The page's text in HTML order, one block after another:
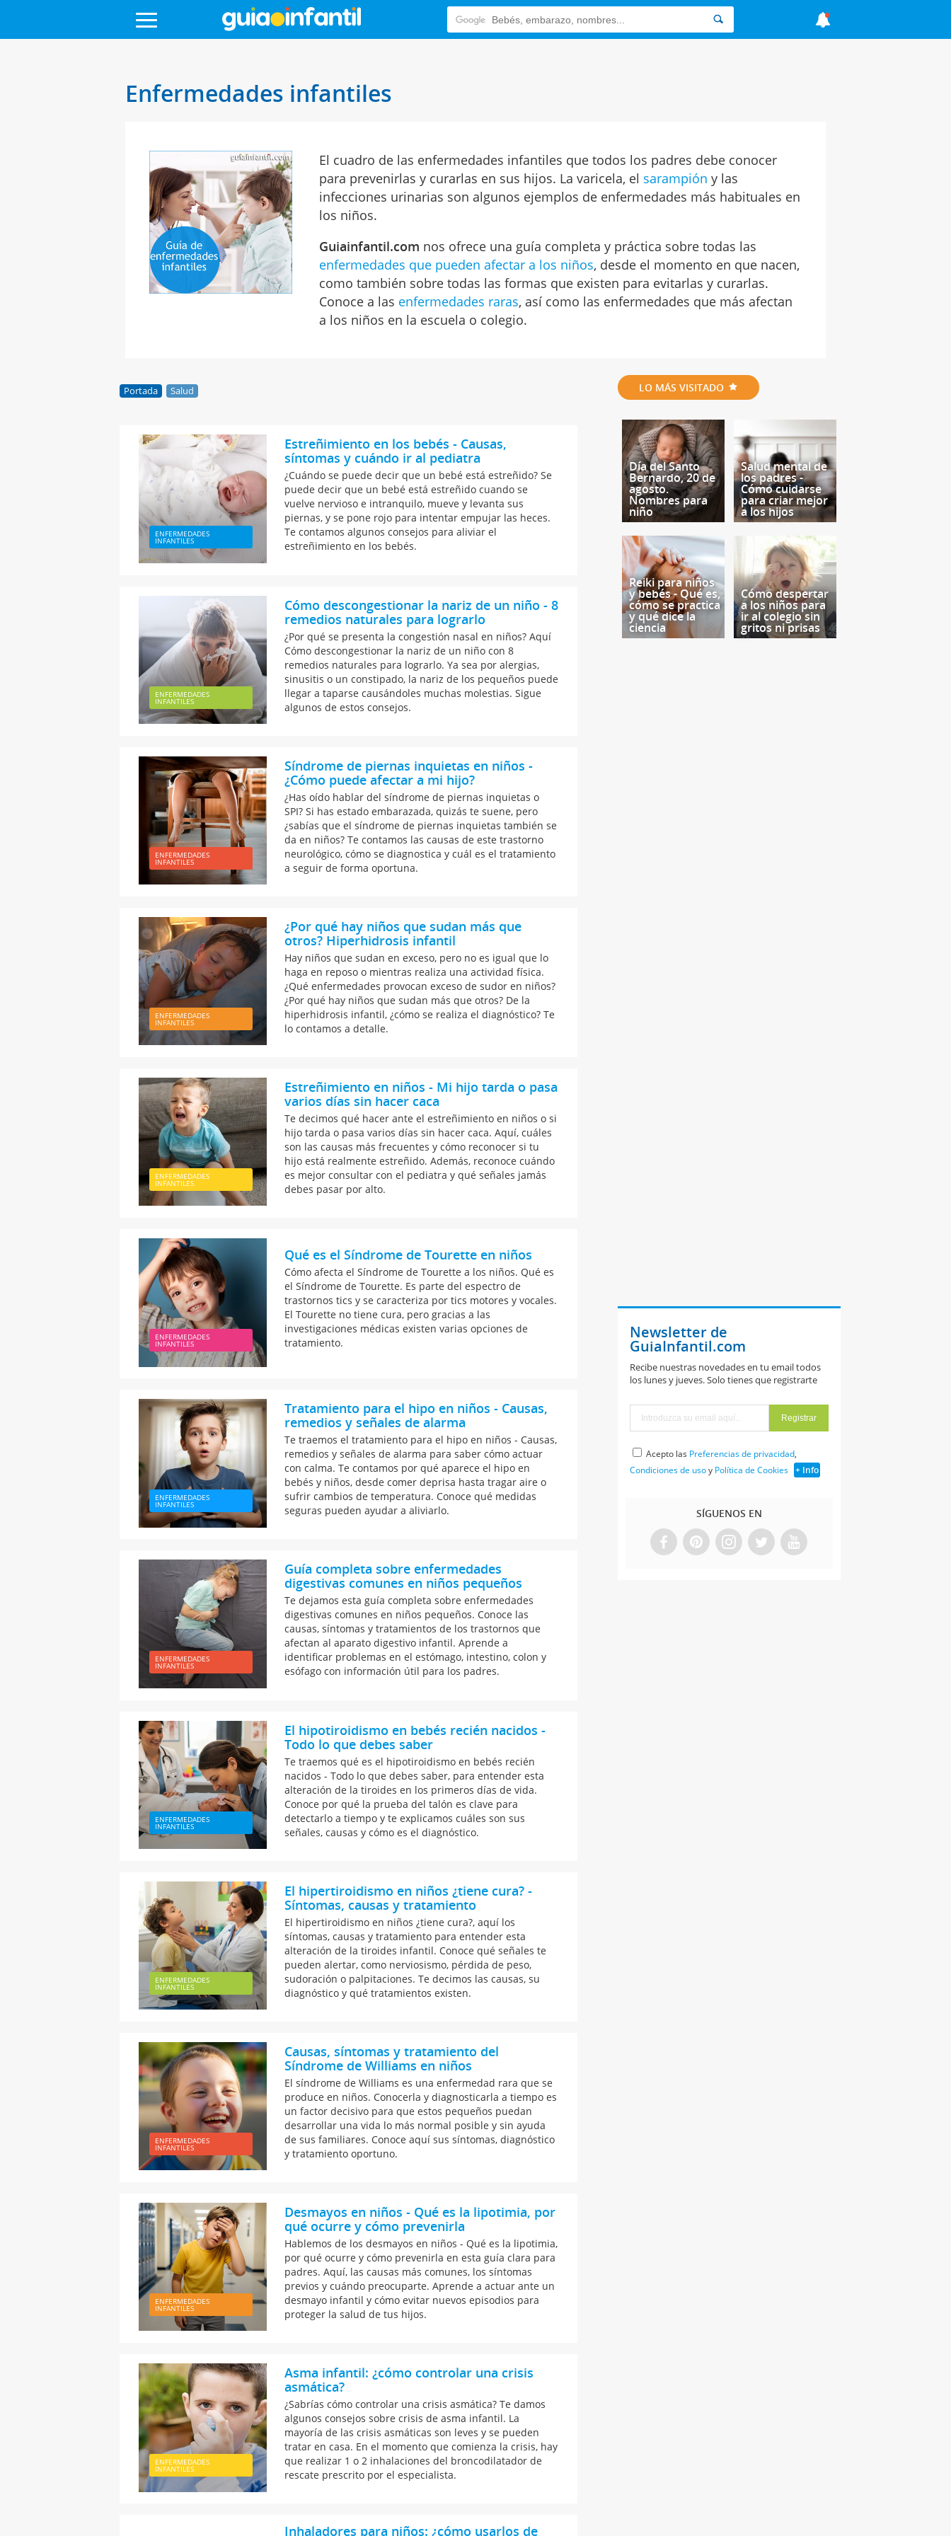
Enfermedades infantiles
El cuadro de las enfermedades infantiles que todos los padres debe conocer
para prevenirlas y curarlas en sus hijos. La varicela, el sarampión y las
infecciones urinarias son algunos ejemplos de enfermedades más habituales en
los niños.
Guiainfantil.com nos ofrece una guía completa y práctica sobre todas las
enfermedades que pueden afectar a los niños, desde el momento en que nacen,
como también sobre todas las formas que existen para evitarlas y curarlas.
Conoce a las enfermedades raras, así como las enfermedades que más afectan
a los niños en la escuela o colegio.
Portada Salud
ENFERMEDADES
INFANTILES
Estreñimiento en los bebés - Causas,
síntomas y cuándo ir al pediatra
¿Cuándo se puede decir que un bebé está estreñido? Se
puede decir que un bebé está estreñido cuando se
vuelve nervioso e intranquilo, mueve y levanta sus
piernas, y se pone rojo para intentar empujar las heces.
Te contamos algunos consejos para aliviar el
estreñimiento en los bebés.
ENFERMEDADES
INFANTILES
Cómo descongestionar la nariz de un niño - 8
remedios naturales para lograrlo
¿Por qué se presenta la congestión nasal en niños? Aquí
Cómo descongestionar la nariz de un niño con 8
remedios naturales para lograrlo. Ya sea por alergias,
sinusitis o un constipado, la nariz de los pequeños puede
llegar a taparse causándoles muchas molestias. Sigue
algunos de estos consejos.
ENFERMEDADES
INFANTILES
Síndrome de piernas inquietas en niños -
¿Cómo puede afectar a mi hijo?
¿Has oído hablar del síndrome de piernas inquietas o
SPI? Si has estado embarazada, quizás te suene, pero
¿sabías que el síndrome de piernas inquietas también se
da en niños? Te contamos las causas de este trastorno
neurológico, cómo se diagnostica y cuál es el tratamiento
a seguir de forma oportuna.
ENFERMEDADES
INFANTILES
¿Por qué hay niños que sudan más que
otros? Hiperhidrosis infantil
Hay niños que sudan en exceso, pero no es igual que lo
haga en reposo o mientras realiza una actividad física.
¿Qué enfermedades provocan exceso de sudor en niños?
¿Por qué hay niños que sudan más que otros? De la
hiperhidrosis infantil, ¿cómo se realiza el diagnóstico? Te
lo contamos a detalle.
ENFERMEDADES
INFANTILES
Estreñimiento en niños - Mi hijo tarda o pasa
varios días sin hacer caca
Te decimos qué hacer ante el estreñimiento en niños o si
hijo tarda o pasa varios días sin hacer caca. Aquí, cuáles
son las causas más frecuentes y cómo reconocer si tu
hijo está realmente estreñido. Además, reconoce cuándo
es mejor consultar con el pediatra y qué señales jamás
debes pasar por alto.
ENFERMEDADES
INFANTILES
Qué es el Síndrome de Tourette en niños
Cómo afecta el Síndrome de Tourette a los niños. Qué es
el Síndrome de Tourette. Es parte del espectro de
trastornos tics y se caracteriza por tics motores y vocales.
El Tourette no tiene cura, pero gracias a las
investigaciones médicas existen varias opciones de
tratamiento.
ENFERMEDADES
INFANTILES
Tratamiento para el hipo en niños - Causas,
remedios y señales de alarma
Te traemos el tratamiento para el hipo en niños - Causas,
remedios y señales de alarma para saber cómo actuar
con calma. Te contamos por qué aparece el hipo en
bebés y niños, desde comer deprisa hasta tragar aire o
sufrir cambios de temperatura. Conoce qué medidas
seguras pueden ayudar a aliviarlo.
ENFERMEDADES
INFANTILES
Guía completa sobre enfermedades
digestivas comunes en niños pequeños
Te dejamos esta guía completa sobre enfermedades
digestivas comunes en niños pequeños. Conoce las
causas, síntomas y tratamientos de los trastornos que
afectan al aparato digestivo infantil. Aprende a
identificar problemas en el estómago, intestino, colon y
esófago con información útil para los padres.
ENFERMEDADES
INFANTILES
El hipotiroidismo en bebés recién nacidos -
Todo lo que debes saber
Te traemos qué es el hipotiroidismo en bebés recién
nacidos - Todo lo que debes saber, para entender esta
alteración de la tiroides en los primeros días de vida.
Conoce por qué la prueba del talón es clave para
detectarlo a tiempo y te explicamos cuáles son sus
señales, causas y cómo es el diagnóstico.
ENFERMEDADES
INFANTILES
El hipertiroidismo en niños ¿tiene cura? -
Síntomas, causas y tratamiento
El hipertiroidismo en niños ¿tiene cura?, aquí los
síntomas, causas y tratamiento para entender esta
alteración de la tiroides infantil. Conoce qué señales te
pueden alertar, como nerviosismo, pérdida de peso,
sudoración o palpitaciones. Te decimos las causas, su
diagnóstico y qué tratamientos existen.
ENFERMEDADES
INFANTILES
Causas, síntomas y tratamiento del
Síndrome de Williams en niños
El síndrome de Williams es una enfermedad rara que se
produce en niños. Conocerla y diagnosticarla a tiempo es
un factor decisivo para que estos pequeños puedan
desarrollar una vida lo más normal posible y sin ayuda
de sus familiares. Conoce aquí sus síntomas, diagnóstico
y tratamiento oportuno.
ENFERMEDADES
INFANTILES
Desmayos en niños - Qué es la lipotimia, por
qué ocurre y cómo prevenirla
Hablemos de los desmayos en niños - Qué es la lipotimia,
por qué ocurre y cómo prevenirla en esta guía clara para
padres. Aquí, las causas más comunes, los síntomas
previos y cuándo preocuparte. Aprende a actuar ante un
desmayo infantil y cómo evitar nuevos episodios para
proteger la salud de tus hijos.
ENFERMEDADES
INFANTILES
Asma infantil: ¿cómo controlar una crisis
asmática?
¿Sabrías cómo controlar una crisis asmática? Te damos
algunos consejos sobre crisis de asma infantil. La
mayoría de las crisis asmáticas son leves y se pueden
tratar en casa. En el momento que comienza la crisis, hay
que realizar 1 o 2 inhalaciones del broncodilatador de
rescate prescrito por el especialista.
Inhaladores para niños: ¿cómo usarlos de
LO MÁS VISITADO
Día del Santo
Bernardo, 20 de
agosto.
Nombres para
niño
Salud mental de
los padres -
Cómo cuidarse
para criar mejor
a los hijos
Reiki para niños
y bebés - Qué es,
cómo se practica
y qué dice la
ciencia
Cómo despertar
a los niños para
ir al colegio sin
gritos ni prisas
Newsletter de
GuiaInfantil.com
Recibe nuestras novedades en tu email todos
los lunes y jueves. Solo tienes que registrarte
Acepto las Preferencias de privacidad,
Condiciones de usoy Política de Cookies + Info
SÍGUENOS EN